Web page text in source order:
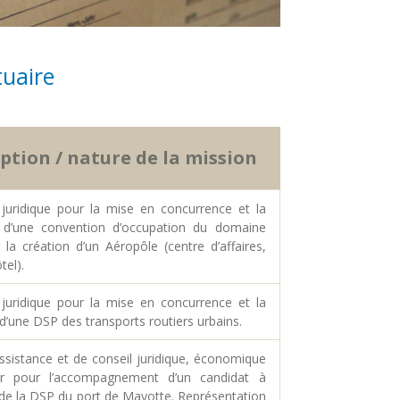
/ nature de la mission
juridique pour la mise en concurrence et la
convention d’occupation du domaine
création d’un Aéropôle (centre d’affaires,
juridique pour la mise en concurrence et la
DSP des transports routiers urbains.
et de conseil juridique, économique
pour l’accompagnement d’un candidat à
la DSP du port de Mayotte. Représentation